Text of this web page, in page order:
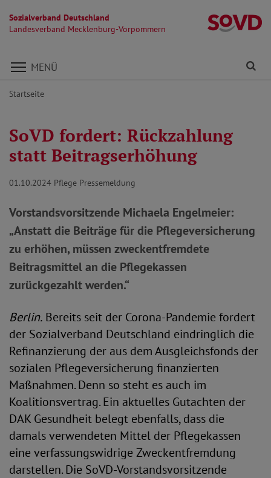
Sozialverband Deutschland
Landesverband Mecklenburg-Vorpommern
Direkt zu den Inhalten springen
MENÜ
Startseite
SoVD fordert: Rückzahlung
statt Beitragserhöhung
01.10.2024 Pflege Pressemeldung
Vorstandsvorsitzende Michaela Engelmeier:
„Anstatt die Beiträge für die Pflegeversicherung
zu erhöhen, müssen zweckentfremdete
Beitragsmittel an die Pflegekassen
zurückgezahlt werden.“
Berlin. Bereits seit der Corona-Pandemie fordert
der Sozialverband Deutschland eindringlich die
Refinanzierung der aus dem Ausgleichsfonds der
sozialen Pflegeversicherung finanzierten
Maßnahmen. Denn so steht es auch im
Koalitionsvertrag. Ein aktuelles Gutachten der
DAK Gesundheit belegt ebenfalls, dass die
damals verwendeten Mittel der Pflegekassen
eine verfassungswidrige Zweckentfremdung
darstellen. Die SoVD-Vorstandsvorsitzende